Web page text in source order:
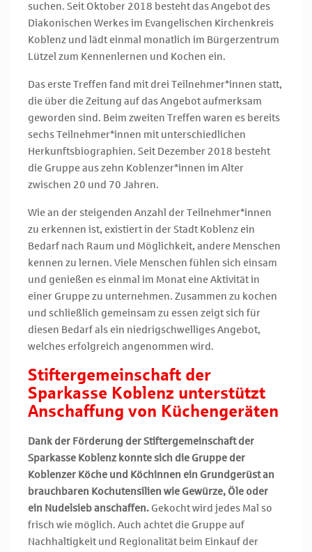
suchen. Seit Oktober 2018 besteht das Angebot des
Diakonischen Werkes im Evangelischen Kirchenkreis
Koblenz und lädt einmal monatlich im Bürgerzentrum
Lützel zum Kennenlernen und Kochen ein.
Das erste Treffen fand mit drei Teilnehmer*innen statt,
die über die Zeitung auf das Angebot aufmerksam
geworden sind. Beim zweiten Treffen waren es bereits
sechs Teilnehmer*innen mit unterschiedlichen
Herkunftsbiographien. Seit Dezember 2018 besteht
die Gruppe aus zehn Koblenzer*innen im Alter
zwischen 20 und 70 Jahren.
Wie an der steigenden Anzahl der Teilnehmer*innen
zu erkennen ist, existiert in der Stadt Koblenz ein
Bedarf nach Raum und Möglichkeit, andere Menschen
kennen zu lernen. Viele Menschen fühlen sich einsam
und genießen es einmal im Monat eine Aktivität in
einer Gruppe zu unternehmen. Zusammen zu kochen
und schließlich gemeinsam zu essen zeigt sich für
diesen Bedarf als ein niedrigschwelliges Angebot,
welches erfolgreich angenommen wird.
Stiftergemeinschaft der
Sparkasse Koblenz unterstützt
Anschaffung von Küchengeräten
Dank der Förderung der Stiftergemeinschaft der
Sparkasse Koblenz konnte sich die Gruppe der
Koblenzer Köche und Köchinnen ein Grundgerüst an
brauchbaren Kochutensilien wie Gewürze, Öle oder
ein Nudelsieb anschaffen. Gekocht wird jedes Mal so
frisch wie möglich. Auch achtet die Gruppe auf
Nachhaltigkeit und Regionalität beim Einkauf der